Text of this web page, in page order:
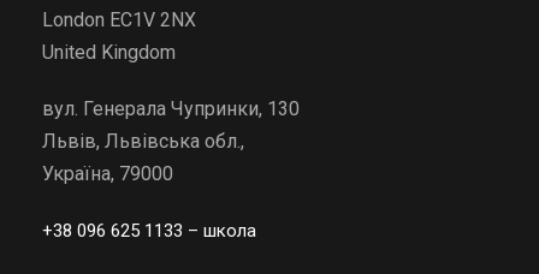
London EC1V 2NX
United Kingdom
вул. Генерала Чупринки, 130
Львів, Львівська обл.,
Україна, 79000
+38 096 625 1133 – школа